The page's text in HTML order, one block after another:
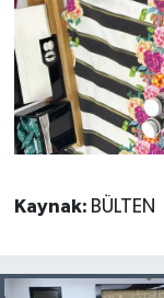
Kaynak: BÜLTEN